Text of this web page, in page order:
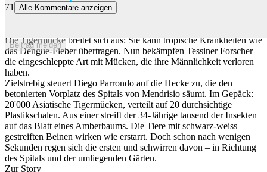
Beitrag melden
71
Alle Kommentare anzeigen
Die Tigermücke breitet sich aus: Sie kann tropische Krankheiten wie
das Dengue-Fieber übertragen. Nun bekämpfen Tessiner Forscher
die eingeschleppte Art mit Mücken, die ihre Männlichkeit verloren
haben.
Zielstrebig steuert Diego Parrondo auf die Hecke zu, die den
betonierten Vorplatz des Spitals von Mendrisio säumt. Im Gepäck:
20'000 Asiatische Tigermücken, verteilt auf 20 durchsichtige
Plastikschalen. Aus einer streift der 34-Jährige tausend der Insekten
auf das Blatt eines Amberbaums. Die Tiere mit schwarz-weiss
gestreiften Beinen wirken wie erstarrt. Doch schon nach wenigen
Sekunden regen sich die ersten und schwirren davon – in Richtung
des Spitals und der umliegenden Gärten.
Zur Story